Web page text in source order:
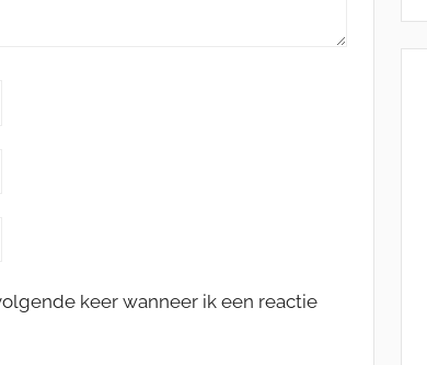
keer wanneer ik een reactie